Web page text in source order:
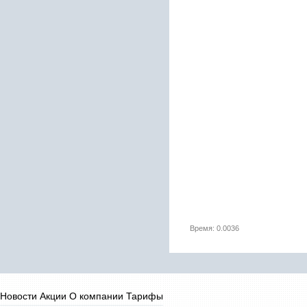
Время: 0.0036
Новости Акции О компании Тарифы